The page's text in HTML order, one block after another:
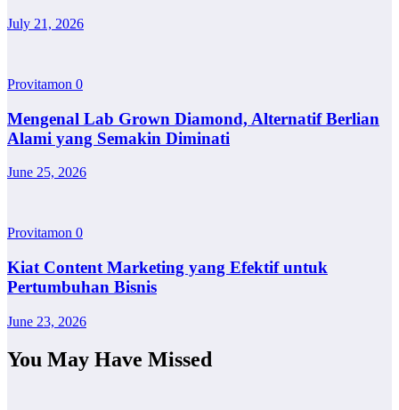
July 21, 2026
Provitamon 0
Mengenal Lab Grown Diamond, Alternatif Berlian
Alami yang Semakin Diminati
June 25, 2026
Provitamon 0
Kiat Content Marketing yang Efektif untuk
Pertumbuhan Bisnis
June 23, 2026
You May Have Missed